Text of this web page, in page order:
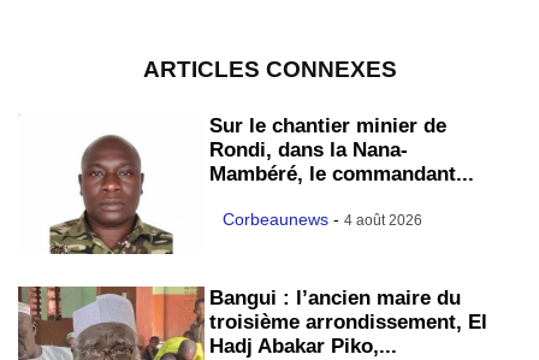
ARTICLES CONNEXES
Sur le chantier minier de
Rondi, dans la Nana-
Mambéré, le commandant...
Corbeaunews - 4 août 2026
Bangui : l’ancien maire du
troisième arrondissement, El
Hadj Abakar Piko,...